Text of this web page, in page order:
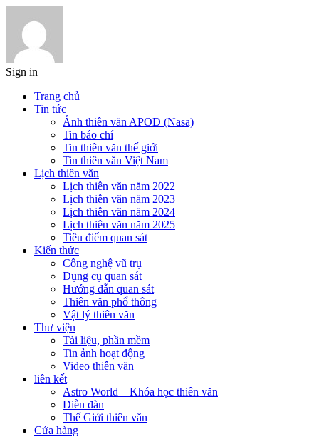
Sign in
Trang chủ
Tin tức
Ảnh thiên văn APOD (Nasa)
Tin báo chí
Tin thiên văn thế giới
Tin thiên văn Việt Nam
Lịch thiên văn
Lịch thiên văn năm 2022
Lịch thiên văn năm 2023
Lịch thiên văn năm 2024
Lịch thiên văn năm 2025
Tiêu điểm quan sát
Kiến thức
Công nghệ vũ trụ
Dụng cụ quan sát
Hướng dẫn quan sát
Thiên văn phổ thông
Vật lý thiên văn
Thư viện
Tài liệu, phần mềm
Tin ảnh hoạt động
Video thiên văn
liên kết
Astro World – Khóa học thiên văn
Diễn đàn
Thế Giới thiên văn
Cửa hàng